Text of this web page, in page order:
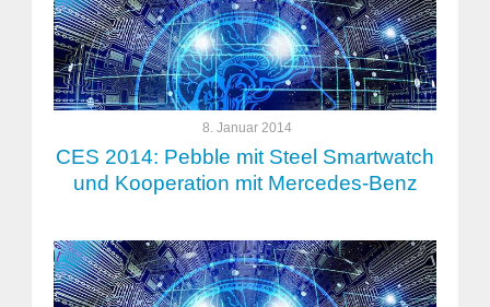
8. Januar 2014
CES 2014: Pebble mit Steel Smartwatch
und Kooperation mit Mercedes-Benz